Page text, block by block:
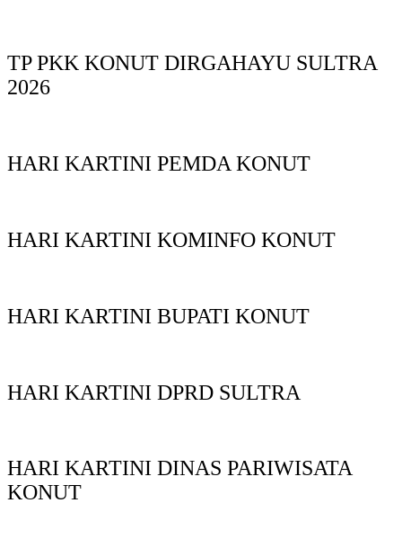
TP PKK KONUT DIRGAHAYU SULTRA
2026
HARI KARTINI PEMDA KONUT
HARI KARTINI KOMINFO KONUT
HARI KARTINI BUPATI KONUT
HARI KARTINI DPRD SULTRA
HARI KARTINI DINAS PARIWISATA
KONUT